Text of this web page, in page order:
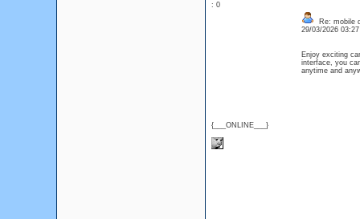
: 0
{___ONLINE___}
Re: mobile
29/03/2026
Enjoy exciting
interface, you
anytime and